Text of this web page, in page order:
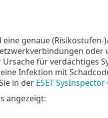
genaue (Risikostufen-
oder
für verdächtiges
Infektion mit
in der ESET
angezeigt: